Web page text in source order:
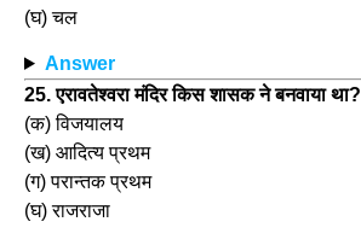
(घ) चल
Answer
25. एरावतेश्वरा मंदिर किस शासक ने बनवाया था?
(क) विजयालय
(ख) आदित्य प्रथम
(ग) परान्तक प्रथम
(घ) राजराजा